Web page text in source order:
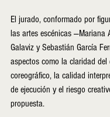
El jurado, conformado por
las artes escénicas —Mariana
Galaviz y Sebastián García
aspectos como la claridad del
coreográfico, la calidad
de ejecución y el riesgo
propuesta.